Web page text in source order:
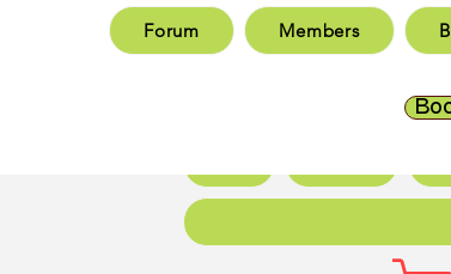
New Page New Page
New Page
Forum Members